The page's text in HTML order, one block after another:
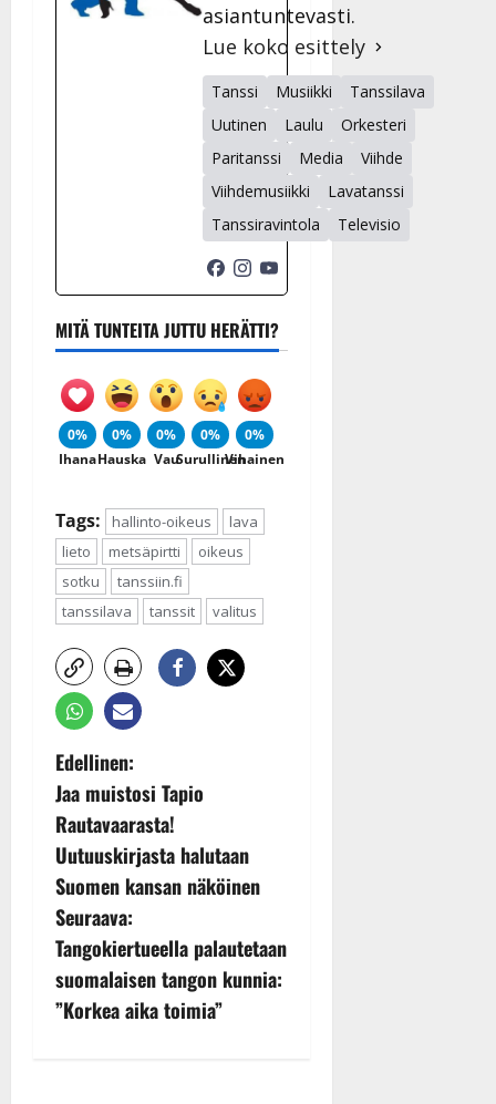
asiantuntevasti.
Lue koko esittely
Tanssi Musiikki
Tanssilava
Uutinen
Laulu
Orkesteri
Paritanssi
Media
Viihde
Viihdemusiikki
Lavatanssi
Tanssiravintola
Televisio
MITÄ TUNTEITA JUTTU HERÄTTI?
0%
Ihana
0%
Hauska
0%
Vau
0%
Surullinen
0%
Vihainen
Tags: hallinto-oikeus
lava
lieto
metsäpirtti
oikeus
sotku
tanssiin.fi
tanssilava
tanssit valitus
P
o
s
t
n
a
Edellinen:
Jaa muistosi Tapio
Rautavaarasta!
Uutuuskirjasta halutaan
Suomen kansan näköinen
Seuraava:
Tangokiertueella palautetaan
suomalaisen tangon kunnia:
”Korkea aika toimia”